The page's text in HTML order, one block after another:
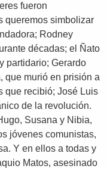
fueron
queremos simbolizar
Rodney
décadas; el Ñato
partidario; Gerardo
que murió en prisión a
que recibió; José Luis
de la revolución.
Susana y Nibia,
jóvenes comunistas,
Y en ellos a todas y
Matos, asesinado